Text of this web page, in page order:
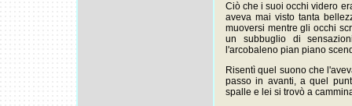
Ciò che i suoi occhi videro
aveva mai visto tanta
muoversi mentre gli occhi
un subbuglio di
l'arcobaleno pian piano
Risentì quel suono che
passo in avanti, a quel
spalle e lei si trovò a